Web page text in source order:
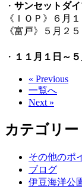
・ サンセットダ
《ＩＯＰ》６月
《富戸》５月２
・ １１月１日～
« Previous
一覧へ
Next »
カテゴリー
その他のポ
ブログ
伊豆海洋公